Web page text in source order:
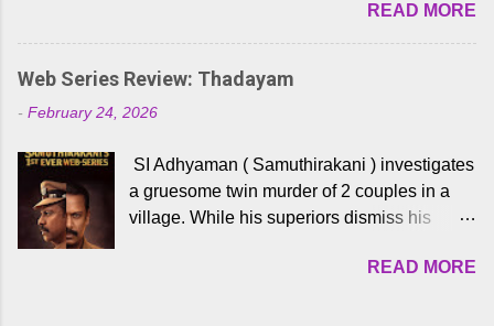
loved for his versatile voice and strong
command over multiple languages, making
him a strong fit for the legendary character.
cinema, voices the menacing Skeletor
across the Tamil, Malayalam, and Telugu
versions. Joining them is Action King Arjun...
முக்கிய வேடத்தில் இணைந்து நடித்திருக்கும்
'அருள்வான்' திரைப்படத்தினை
பத்திரிக்கையாளர் சந்திப்பு சென்னையில்
நடைபெற்றது. இயக்குநர் கணேஷ் விநாயகன்
இயக்கத்தில் உருவாகியுள்ள 'அருள்வான்'
வெங்கட், ரம்யா பாண்டியன், வி டி வி கணேஷ் ,
ஜான் விஜய், பேபி கிருத்திகா, 'பருத்திவீரன்'
சரவணன், ஹரிஷ் உத்தமன் உள்ளிட்ட பலர்
செய்திருக்கும் இந்த திரைப்படத்திற்கு ஜீ. வி.
READ MORE
Web Series Review: Thadayam
- February 24, 2026
SI Adhyaman ( Samuthirakani ) investigates
a gruesome twin murder of 2 couples in a
village. While his superiors dismiss his
Sshivada ) believes in him and makes him
READ MORE